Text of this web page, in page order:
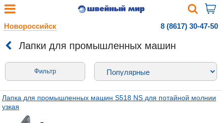
Новороссийск 8 (8617) 30-47-50
Лапки для промышленных машин
Фильтр
Лапка для промышленных машин S518 NS для потайной молнии
узкая